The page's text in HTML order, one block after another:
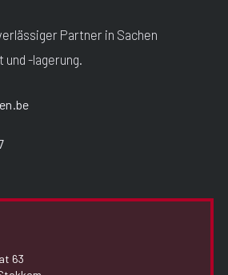
Partner in Sachen
-lagerung.
63